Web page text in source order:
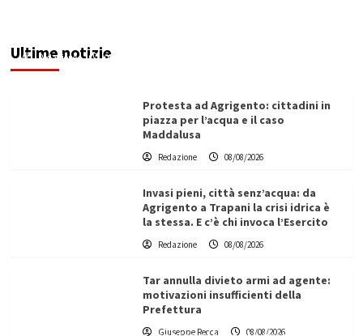
Ultime notizie
Redazione 08/08/2026
Protesta ad Agrigento: cittadini in
piazza per l’acqua e il caso
Maddalusa
Redazione 08/08/2026
Invasi pieni, città senz’acqua: da
Agrigento a Trapani la crisi idrica è
la stessa. E c’è chi invoca l’Esercito
Redazione 08/08/2026
Tar annulla divieto armi ad agente:
motivazioni insufficienti della
Prefettura
Giuseppe Recca 08/08/2026
L’ingegnere saccense Buscarnera partner chiave